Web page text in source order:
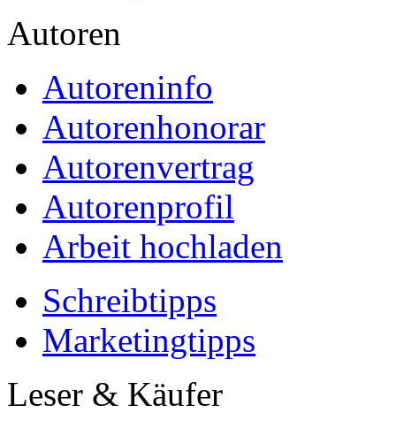
Autoren
Autoreninfo
Autorenhonorar
Autorenvertrag
Autorenprofil
Arbeit hochladen
Schreibtipps
Marketingtipps
Leser & Käufer